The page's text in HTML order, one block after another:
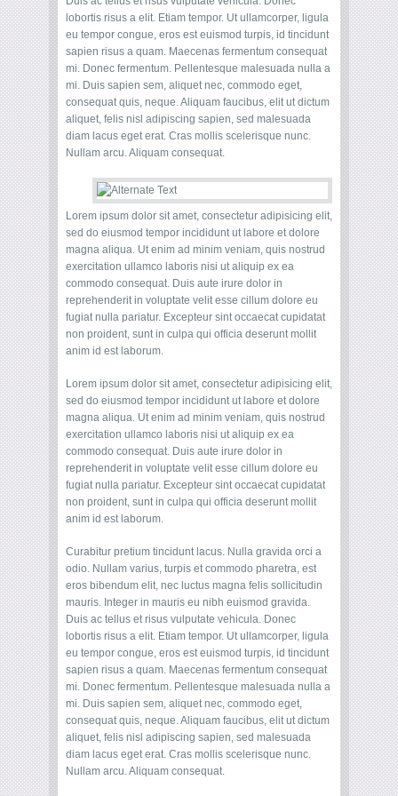
lobortis risus a elit. Etiam tempor. Ut ullamcorper, ligula
eu tempor congue, eros est euismod turpis, id tincidunt
sapien risus a quam. Maecenas fermentum consequat
mi. Donec fermentum. Pellentesque malesuada nulla a
mi. Duis sapien sem, aliquet nec, commodo eget,
consequat quis, neque. Aliquam faucibus, elit ut dictum
aliquet, felis nisl adipiscing sapien, sed malesuada
diam lacus eget erat. Cras mollis scelerisque nunc.
Nullam arcu. Aliquam consequat.
Lorem ipsum dolor sit amet, consectetur adipisicing elit,
sed do eiusmod tempor incididunt ut labore et dolore
magna aliqua. Ut enim ad minim veniam, quis nostrud
exercitation ullamco laboris nisi ut aliquip ex ea
commodo consequat. Duis aute irure dolor in
reprehenderit in voluptate velit esse cillum dolore eu
fugiat nulla pariatur. Excepteur sint occaecat cupidatat
non proident, sunt in culpa qui officia deserunt mollit
anim id est laborum.
Lorem ipsum dolor sit amet, consectetur adipisicing elit,
sed do eiusmod tempor incididunt ut labore et dolore
magna aliqua. Ut enim ad minim veniam, quis nostrud
exercitation ullamco laboris nisi ut aliquip ex ea
commodo consequat. Duis aute irure dolor in
reprehenderit in voluptate velit esse cillum dolore eu
fugiat nulla pariatur. Excepteur sint occaecat cupidatat
non proident, sunt in culpa qui officia deserunt mollit
anim id est laborum.
Curabitur pretium tincidunt lacus. Nulla gravida orci a
odio. Nullam varius, turpis et commodo pharetra, est
eros bibendum elit, nec luctus magna felis sollicitudin
mauris. Integer in mauris eu nibh euismod gravida.
Duis ac tellus et risus vulputate vehicula. Donec
lobortis risus a elit. Etiam tempor. Ut ullamcorper, ligula
eu tempor congue, eros est euismod turpis, id tincidunt
sapien risus a quam. Maecenas fermentum consequat
mi. Donec fermentum. Pellentesque malesuada nulla a
mi. Duis sapien sem, aliquet nec, commodo eget,
consequat quis, neque. Aliquam faucibus, elit ut dictum
aliquet, felis nisl adipiscing sapien, sed malesuada
diam lacus eget erat. Cras mollis scelerisque nunc.
Nullam arcu. Aliquam consequat.